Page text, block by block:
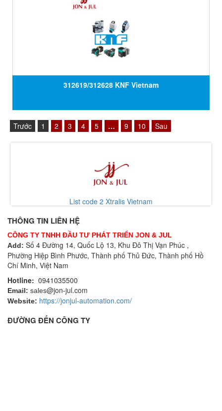
312619/312628 KNF Vietnam
Trước 1 2 3 4 5 … 9 10 Sau
List code 2 Xtralis Vietnam
THÔNG TIN LIÊN HỆ
CÔNG TY TNHH ĐẦU TƯ PHÁT TRIỂN JON & JUL
Add: Số 4 Đường 14, Quốc Lộ 13, Khu Đô Thị Vạn Phúc ,
Phường Hiệp Bình Phước, Thành phố Thủ Đức, Thành phố Hồ
Chí Minh, Việt Nam
Hotline: 0941035500
Email: sales@jon-jul.com
Website: https://jonjul-automation.com/
ĐƯỜNG ĐẾN CÔNG TY